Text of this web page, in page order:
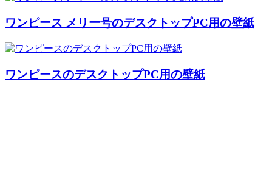
ワンピース メリー号のデスクトップPC用の壁紙
ワンピースのデスクトップPC用の壁紙